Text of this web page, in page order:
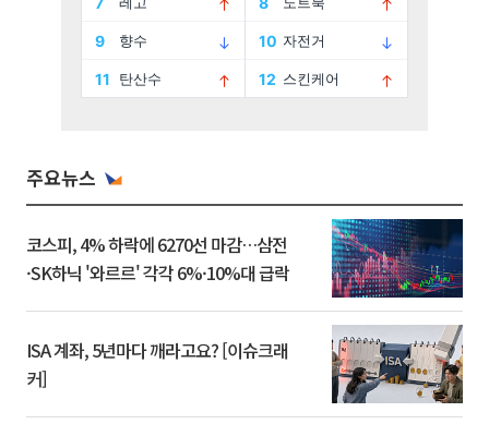
주요뉴스
코스피, 4% 하락에 6270선 마감…삼전
·SK하닉 '와르르' 각각 6%·10%대 급락
ISA 계좌, 5년마다 깨라고요? [이슈크래
커]